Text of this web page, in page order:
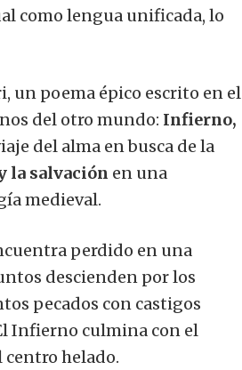
como lengua unificada, lo
un poema épico escrito en el
del otro mundo: Infierno,
del alma en busca de la
la salvación en una
medieval.
perdido en una
descienden por los
pecados con castigos
Infierno culmina con el
centro helado.